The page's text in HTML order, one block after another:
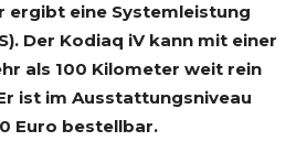
ergibt eine Systemleistung
Der Kodiaq iV kann mit einer
als 100 Kilometer weit rein
ist im Ausstattungsniveau
Euro bestellbar.